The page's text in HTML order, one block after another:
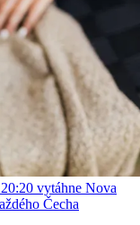
vytáhne Nova
Čecha